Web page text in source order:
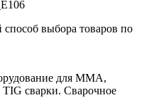
выбора товаров по
для ММА,
сварки. Сварочное